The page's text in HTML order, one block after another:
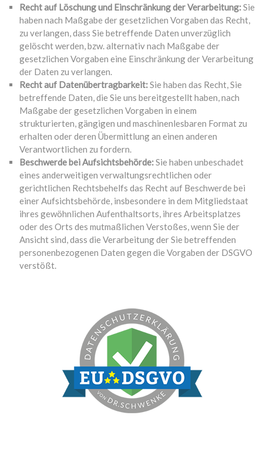
Recht auf Löschung und Einschränkung der Verarbeitung:Sie
haben nach Maßgabe der gesetzlichen Vorgaben das Recht,
zu verlangen, dass Sie betreffende Daten unverzüglich
gelöscht werden, bzw. alternativ nach Maßgabe der
gesetzlichen Vorgaben eine Einschränkung der Verarbeitung
der Daten zu verlangen.
Recht auf Datenübertragbarkeit:Sie haben das Recht, Sie
betreffende Daten, die Sie uns bereitgestellt haben, nach
Maßgabe der gesetzlichen Vorgaben in einem
strukturierten, gängigen und maschinenlesbaren Format zu
erhalten oder deren Übermittlung an einen anderen
Verantwortlichen zu fordern.
Beschwerde bei Aufsichtsbehörde:Sie haben unbeschadet
eines anderweitigen verwaltungsrechtlichen oder
gerichtlichen Rechtsbehelfs das Recht auf Beschwerde bei
einer Aufsichtsbehörde, insbesondere in dem Mitgliedstaat
ihres gewöhnlichen Aufenthaltsorts, ihres Arbeitsplatzes
oder des Orts des mutmaßlichen Verstoßes, wenn Sie der
Ansicht sind, dass die Verarbeitung der Sie betreffenden
personenbezogenen Daten gegen die Vorgaben der DSGVO
verstößt.